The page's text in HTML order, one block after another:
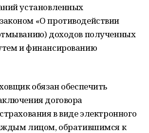
установленных
«О противодействии
доходов полученных
и финансированию
обязан обеспечить
договора
в виде электронного
лицом, обратившимся к